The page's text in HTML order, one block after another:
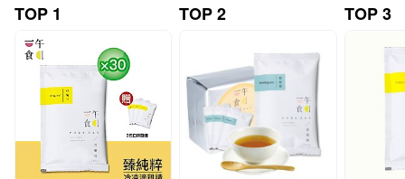
TOP 1
TOP 2 TOP 3